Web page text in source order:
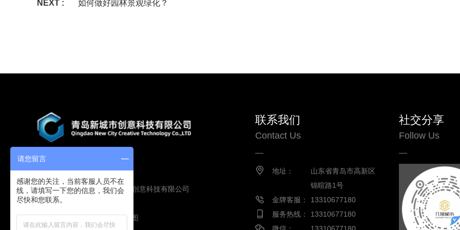
NEXT : 如何做好园林景观绿化？
Copyright © 2019 青岛新城市创意科技有限公司
版权所有
鲁ICP备16009134号
技术支持：圭谷设计 网站地图
联系我们
Contact Us
地址：
山东省青岛市高新区
锦暄路1号
金牌客服：
13310677180
服务热线：
13310677180
社交分享
Follow Us
请您留言
感谢您的关注，当前客服人员不在
线，请填写一下您的信息，我们会
尽快和您联系。